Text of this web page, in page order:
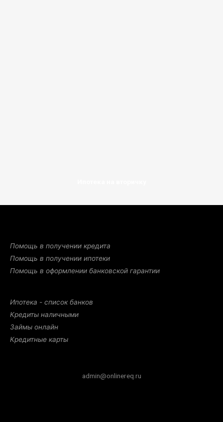
Помощь в получении кредита
Помощь в получении ипотеки
Помощь в оформлении банковской гарантии
Ипотека - список банков
Кредиты наличными
Займы онлайн
Кредитные карты
admin@onlinereq.ru